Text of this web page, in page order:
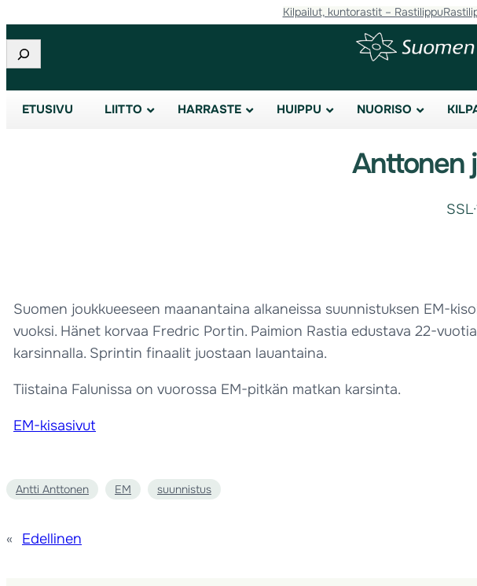
Kilpailut, kuntorastit – Rastilippu
Etsi
ETUSIVU LIITTO HARRASTE HUIPPU NUORISO
Anttonen
SSL·
Suomen joukkueeseen maanantaina alkaneissa suunnistuksen EM-
vuoksi. Hänet korvaa Fredric Portin. Paimion Rastia edustava 22-
karsinnalla. Sprintin finaalit juostaan lauantaina.
Tiistaina Falunissa on vuorossa EM-pitkän matkan karsinta.
EM-kisasivut
Antti Anttonen EM suunnistus
« Edellinen